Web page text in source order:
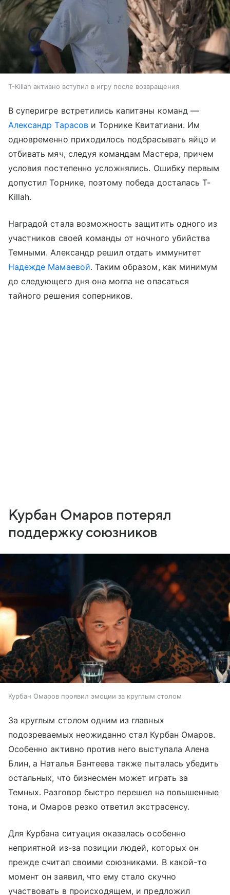
T-Killah активно вступил в игру после возвращения
В суперигре встретились капитаны команд —
Александр Тарасови Торнике Квитатиани. Им
одновременно приходилось подбрасывать яйцо и
отбивать мяч, следуя командам Мастера, причем
условия постепенно усложнялись. Ошибку первым
допустил Торнике, поэтому победа досталась T-
Killah.
Наградой стала возможность защитить одного из
участников своей команды от ночного убийства
Темными. Александр решил отдать иммунитет
Надежде Мамаевой. Таким образом, как минимум
до следующего дня она могла не опасаться
тайного решения соперников.
Курбан Омаров потерял
поддержку союзников
Курбан Омаров проявил эмоции за круглым столом
За круглым столом одним из главных
подозреваемых неожиданно стал Курбан Омаров.
Особенно активно против него выступала Алена
Блин, а Наталья Бантеева также пыталась убедить
остальных, что бизнесмен может играть за
Темных. Разговор быстро перешел на повышенные
тона, и Омаров резко ответил экстрасенсу.
Для Курбана ситуация оказалась особенно
неприятной из-за позиции людей, которых он
прежде считал своими союзниками. В какой-то
момент он заявил, что ему стало скучно
участвовать в происходящем, и предложил